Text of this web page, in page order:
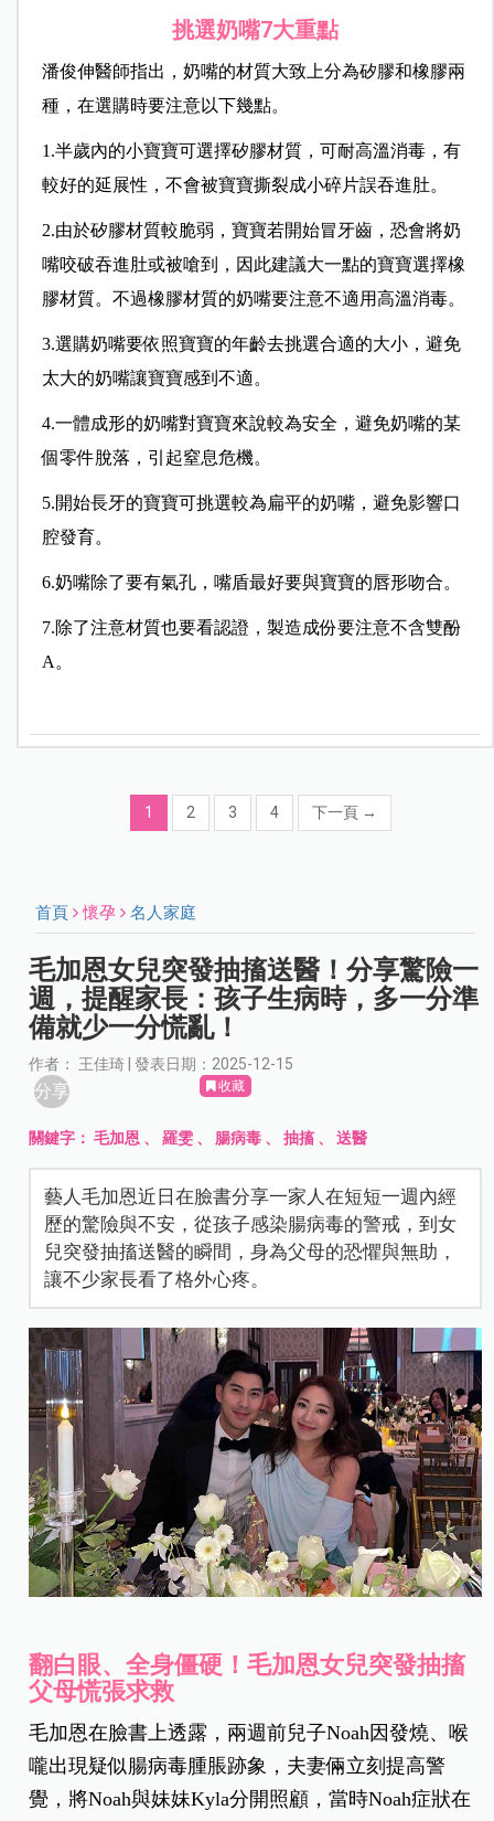
挑選奶嘴7大重點
潘俊伸醫師指出，奶嘴的材質大致上分為矽膠和橡膠兩
種，在選購時要注意以下幾點。
1.半歲內的小寶寶可選擇矽膠材質，可耐高溫消毒，有
較好的延展性，不會被寶寶撕裂成小碎片誤吞進肚。
2.由於矽膠材質較脆弱，寶寶若開始冒牙齒，恐會將奶
嘴咬破吞進肚或被嗆到，因此建議大一點的寶寶選擇橡
膠材質。不過橡膠材質的奶嘴要注意不適用高溫消毒。
3.選購奶嘴要依照寶寶的年齡去挑選合適的大小，避免
太大的奶嘴讓寶寶感到不適。
4.一體成形的奶嘴對寶寶來說較為安全，避免奶嘴的某
個零件脫落，引起窒息危機。
5.開始長牙的寶寶可挑選較為扁平的奶嘴，避免影響口
腔發育。
6.奶嘴除了要有氣孔，嘴盾最好要與寶寶的唇形吻合。
7.除了注意材質也要看認證，製造成份要注意不含雙酚
A。
1 2 3 4 下一頁 →
首頁 懷孕 名人家庭
毛加恩女兒突發抽搐送醫！分享驚險一
週，提醒家長：孩子生病時，多一分準
備就少一分慌亂！
作者： 王佳琦 | 發表日期：2025-12-15
分享 收藏
關鍵字：毛加恩 、羅雯 、 腸病毒 、抽搐 、送醫
藝人毛加恩近日在臉書分享一家人在短短一週內經
歷的驚險與不安，從孩子感染腸病毒的警戒，到女
兒突發抽搐送醫的瞬間，身為父母的恐懼與無助，
讓不少家長看了格外心疼。
翻白眼、全身僵硬！毛加恩女兒突發抽搐
父母慌張求救
毛加恩在臉書上透露，兩週前兒子Noah因發燒、喉
嚨出現疑似腸病毒腫脹跡象，夫妻倆立刻提高警
覺，將Noah與妹妹Kyla分開照顧，當時Noah症狀在